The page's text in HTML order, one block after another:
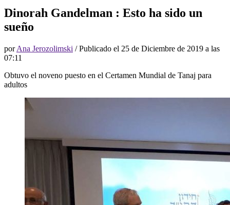
Dinorah Gandelman : Esto ha sido un
sueño
porAna Jerozolimski / Publicado el 25 de Diciembre de 2019 a las
07:11
Obtuvo el noveno puesto en el Certamen Mundial de Tanaj para
adultos